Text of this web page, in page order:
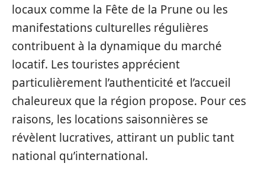
locaux comme la Fête de la Prune ou les
manifestations culturelles régulières
contribuent à la dynamique du marché
locatif. Les touristes apprécient
particulièrement l’authenticité et l’accueil
chaleureux que la région propose. Pour ces
raisons, les locations saisonnières se
révèlent lucratives, attirant un public tant
national qu’international.